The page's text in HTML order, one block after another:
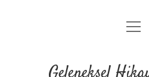
Anasayfa